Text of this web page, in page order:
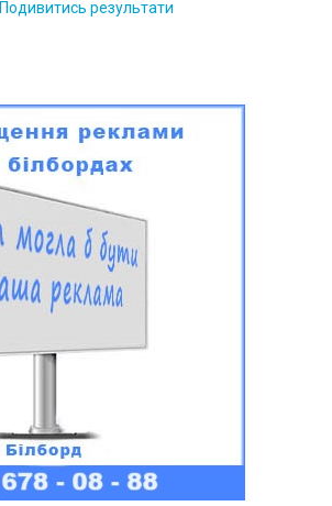
Подивитись результати